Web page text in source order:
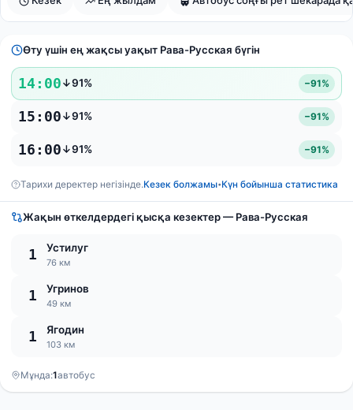
Өту үшін ең жақсы уақыт Рава-Русская бүгін
14:00↓91% −91%
15:00↓91% −91%
16:00↓91% −91%
Тарихи деректер негізінде.Кезек болжамы•Күн бойынша статистика
Жақын өткелдердегі қысқа кезектер — Рава-Русская
1 Устилуг
76 км
1 Угринов
49 км
1 Ягодин
103 км
Мұнда:1автобус